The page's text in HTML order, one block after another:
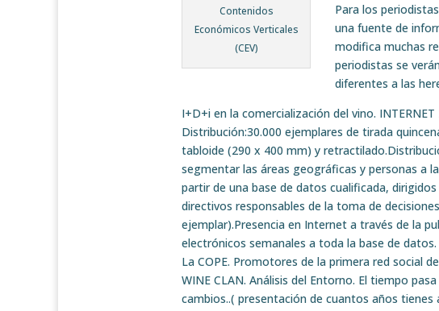
Contenidos
Económicos Verticales
(CEV)
Para los
una fuente de
modifica muchas
periodistas se
diferentes a las
I+D+i en la comercialización del vino.
Distribución:30.000 ejemplares de tirada
tabloide (290 x 400 mm) y
segmentar las áreas geográficas y personas a
partir de una base de datos cualificada,
directivos responsables de la toma de
ejemplar).Presencia en Internet a través de la
electrónicos semanales a toda la base de
La COPE. Promotores de la primera red social
WINE CLAN. Análisis del Entorno. El tiempo
cambios..( presentación de cuantos años